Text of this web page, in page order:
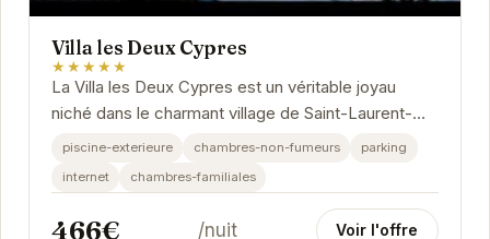
Villa les Deux Cypres
★★★★★
La Villa les Deux Cypres est un véritable joyau
niché dans le charmant village de Saint-Laurent-
de-la-Cabrerisse. Offrant un cadre paisible et...
piscine-exterieure chambres-non-fumeurs
parking
internet
chambres-familiales
466€ /nuit Voir l'offre